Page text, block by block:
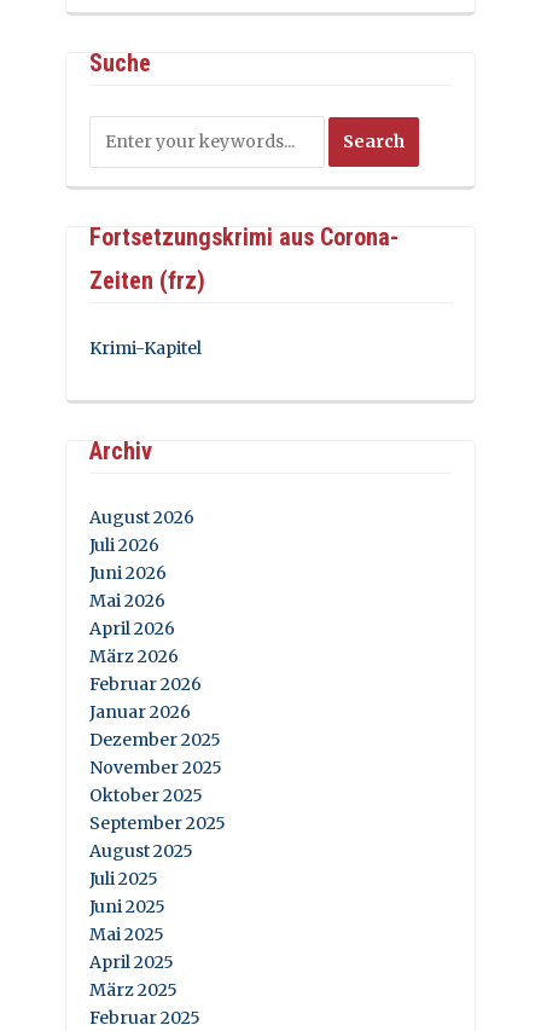
Suche
Fortsetzungskrimi aus Corona-
Zeiten (frz)
Krimi-Kapitel
Archiv
August 2026
Juli 2026
Juni 2026
Mai 2026
April 2026
März 2026
Februar 2026
Januar 2026
Dezember 2025
November 2025
Oktober 2025
September 2025
August 2025
Juli 2025
Juni 2025
Mai 2025
April 2025
März 2025
Februar 2025